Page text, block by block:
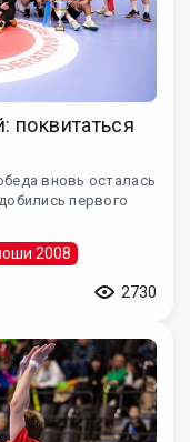
поквитаться
вновь осталась
первого
2008
2730